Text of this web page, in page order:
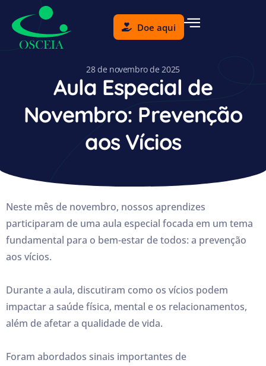
Doe aqui
28 de novembro de 2025
Aula Especial de
Novembro: Prevenção
aos Vícios
Neste mês de novembro, nossos aprendizes
participaram de uma aula especial focada em um tema
fundamental para o bem-estar de todos: a prevenção
aos vícios.
Durante a aula, discutiram como os vícios podem
impactar a saúde física, mental e os relacionamentos,
além de afetar a qualidade de vida.
Foram abordados sinais importantes de